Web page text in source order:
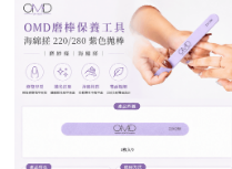
PreMedi眼部護
數位電子書
經典單根圓毛
超值購物金
WL睫毛
OEM訂製
技術課程
最新文章